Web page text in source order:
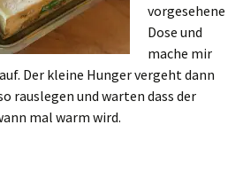
vorgesehene
Dose und
mache mir
Der kleine Hunger vergeht dann
rauslegen und warten dass der
mal warm wird.